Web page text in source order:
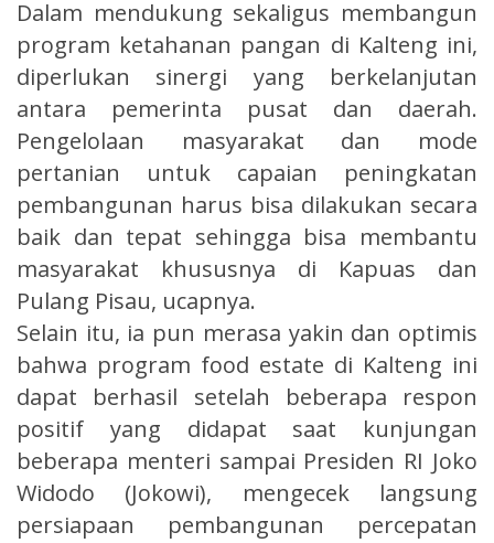
Dalam mendukung sekaligus membangun
program ketahanan pangan di Kalteng ini,
diperlukan sinergi yang berkelanjutan
antara pemerinta pusat dan daerah.
Pengelolaan masyarakat dan mode
pertanian untuk capaian peningkatan
pembangunan harus bisa dilakukan secara
baik dan tepat sehingga bisa membantu
masyarakat khususnya di Kapuas dan
Pulang Pisau, ucapnya.
Selain itu, ia pun merasa yakin dan optimis
bahwa program food estate di Kalteng ini
dapat berhasil setelah beberapa respon
positif yang didapat saat kunjungan
beberapa menteri sampai Presiden RI Joko
Widodo (Jokowi), mengecek langsung
persiapaan pembangunan percepatan